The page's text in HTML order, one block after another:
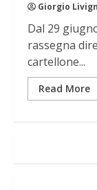
Giorgio
Dal 29
rassegna
cartellone...
Read More